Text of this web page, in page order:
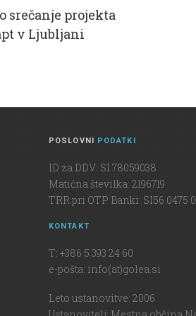
srečanje projekta
v Ljubljani
POSLOVNI PODATKI
ID za DDV: SI 78059038
Matična številka: 2196719
TRR pri OTP Banki: SI56 0475
KONTAKT
T: +386 5 393 24 60
e-pošta: info(at)golea.si
Leto ustanovitve: 2006